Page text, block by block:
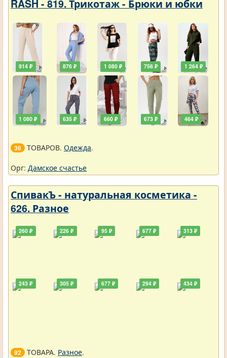
RASH - 819. Трикотаж - Брюки и юбки
914 ₽
1 080 ₽
876 ₽
635 ₽
1 080 ₽
660 ₽
756 ₽
673 ₽
1 264 ₽
464 ₽
36 ТОВАРОВ. Одежда.
Орг: Дамское счастье
СпивакЪ - натуральная косметика -
626. Разное
260 ₽
243 ₽
226 ₽
305 ₽
95 ₽
677 ₽
677 ₽
294 ₽
313 ₽
434 ₽
92 ТОВАРА. Разное.